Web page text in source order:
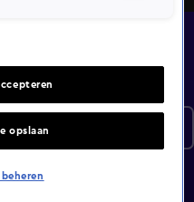
opslaan